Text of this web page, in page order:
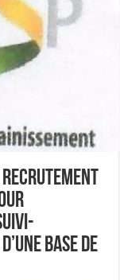
BASE DE